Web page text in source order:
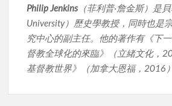
Philip Jenkins（菲利普·詹金斯）是
University）歷史學教授，同時也是
究中心的副主任。他的著作有《下
督教全球化的來臨》（立緒文化，
基督教世界》（加拿大恩福，2016）